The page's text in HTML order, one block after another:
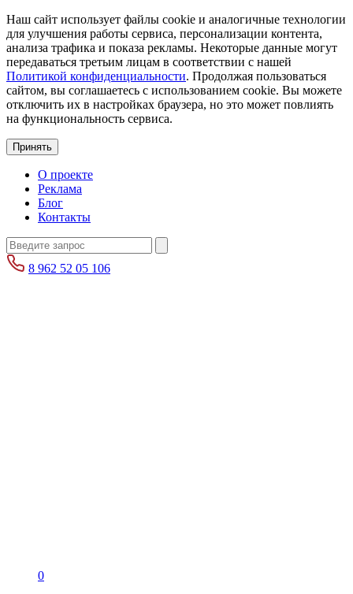
Наш сайт использует файлы cookie и аналогичные технологии
для улучшения работы сервиса, персонализации контента,
анализа трафика и показа рекламы. Некоторые данные могут
передаваться третьим лицам в соответствии с нашей
Политикой конфиденциальности. Продолжая пользоваться
сайтом, вы соглашаетесь с использованием cookie. Вы можете
отключить их в настройках браузера, но это может повлиять
на функциональность сервиса.
Принять
О проекте
Реклама
Блог
Контакты
8 962 52 05 106
0